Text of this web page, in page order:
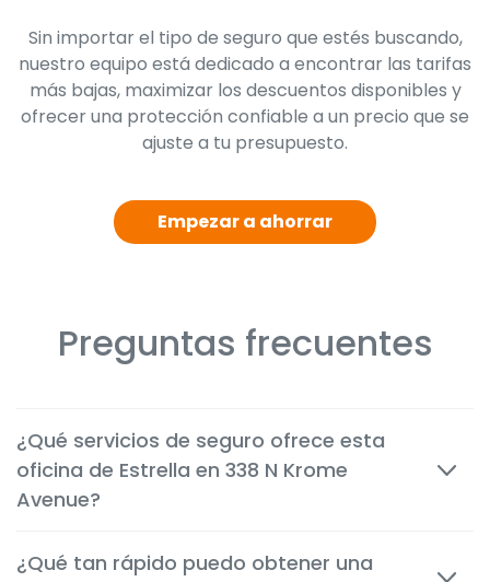
Sin importar el tipo de seguro que estés buscando,
nuestro equipo está dedicado a encontrar las tarifas
más bajas, maximizar los descuentos disponibles y
ofrecer una protección confiable a un precio que se
ajuste a tu presupuesto.
Empezar a ahorrar
Preguntas frecuentes
¿Qué servicios de seguro ofrece esta
oficina de Estrella en 338 N Krome
Avenue?
inquilinos, motocicleta, comerciales, de vida y de
¿Qué tan rápido puedo obtener una